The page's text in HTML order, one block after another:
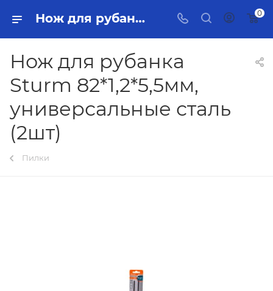
Нож для рубанка Sturm 82*1,2*5,5мм, универсальные сталь (2шт) Тольятти - купить в интернет-магазине, каталог с ценами и характеристиками 0
Нож для рубанка
Sturm 82*1,2*5,5мм,
универсальные сталь
(2шт)
Пилки